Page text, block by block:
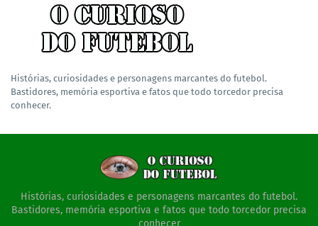
Histórias, curiosidades e personagens marcantes do futebol.
Bastidores, memória esportiva e fatos que todo torcedor precisa
conhecer.
Histórias, curiosidades e personagens marcantes do futebol.
Bastidores, memória esportiva e fatos que todo torcedor precisa
conhecer